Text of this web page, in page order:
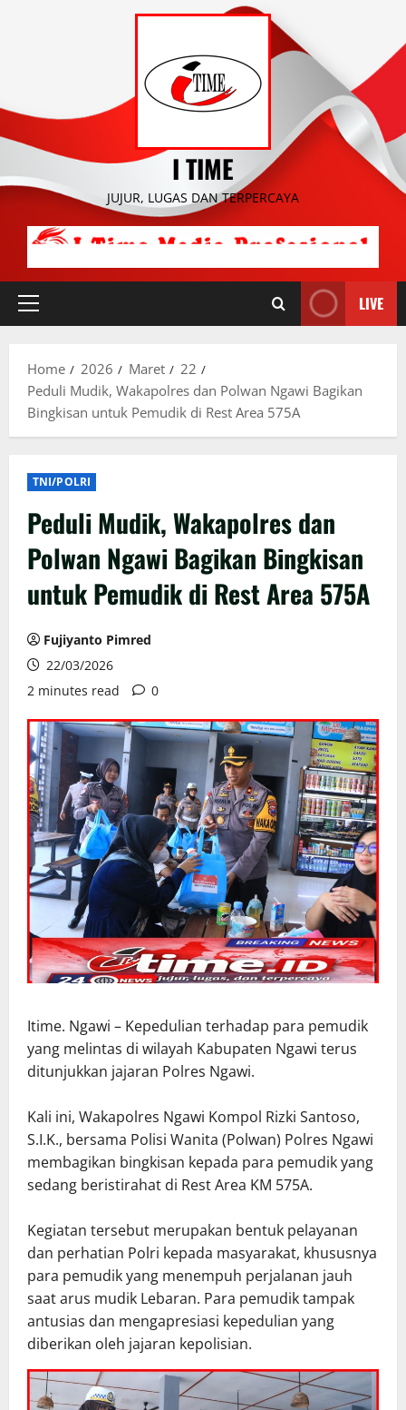
I TIME
JUJUR, LUGAS DAN TERPERCAYA
Primary
LIVE
Home 2026 Maret
22
Peduli Mudik, Wakapolres dan Polwan Ngawi Bagikan
Bingkisan untuk Pemudik di Rest Area 575A
TNI/POLRI
Peduli Mudik, Wakapolres dan
Polwan Ngawi Bagikan Bingkisan
untuk Pemudik di Rest Area 575A
Fujiyanto Pimred
22/03/2026
2 minutes read
0
Itime. Ngawi – Kepedulian terhadap para pemudik
yang melintas di wilayah Kabupaten Ngawi terus
ditunjukkan jajaran Polres Ngawi.
Kali ini, Wakapolres Ngawi Kompol Rizki Santoso,
S.I.K., bersama Polisi Wanita (Polwan) Polres Ngawi
membagikan bingkisan kepada para pemudik yang
sedang beristirahat di Rest Area KM 575A.
Kegiatan tersebut merupakan bentuk pelayanan
dan perhatian Polri kepada masyarakat, khususnya
para pemudik yang menempuh perjalanan jauh
saat arus mudik Lebaran. Para pemudik tampak
antusias dan mengapresiasi kepedulian yang
diberikan oleh jajaran kepolisian.